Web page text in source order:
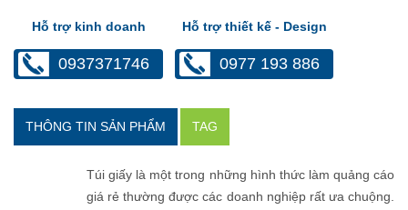
Hỗ trợ kinh doanh
0937371746
Hỗ trợ thiết kế - Design
0977 193 886
THÔNG TIN SẢN PHẨM TAG
Túi giấy là một trong những hình thức làm quảng cáo
giá rẻ thường được các doanh nghiệp rất ưa chuộng.